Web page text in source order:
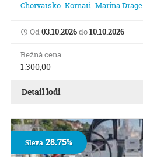
Chorvatsko Kornati Marina Drage
Od03.10.2026do10.10.2026
Bežná cena
1.300,00
Detail lodi
Sleva28.75%